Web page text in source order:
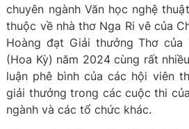
chuyên ngành Văn học nghệ
thuộc về nhà thơ Nga Ri vê của
Hoàng đạt Giải thưởng Thơ của
(Hoa Kỳ) năm 2024 cùng rất
luận phê bình của các hội viên
giải thưởng trong các cuộc thi
ngành và các tổ chức khác.